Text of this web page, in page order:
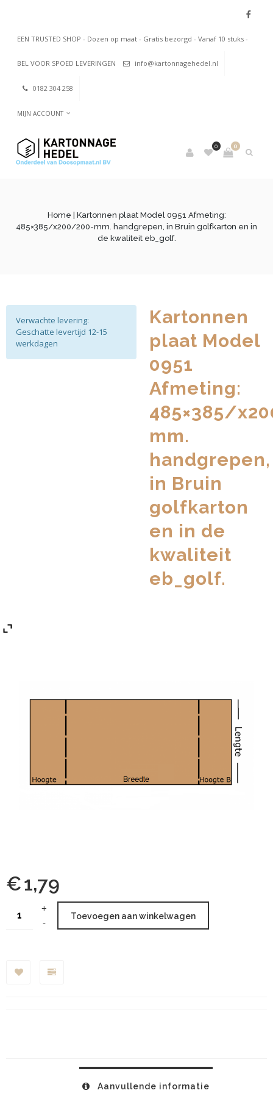
EEN TRUSTED SHOP - Dozen op maat - Gratis bezorgd - Vanaf 10 stuks -
BEL VOOR SPOED LEVERINGEN info@kartonnagehedel.nl
0182 304 258
MIJN ACCOUNT
0
0
Home | Kartonnen plaat Model 0951 Afmeting:
485×385/x200/200-mm. handgrepen, in Bruin golfkarton en in
de kwaliteit eb_golf.
Kartonnen
plaat Model
0951
Afmeting:
485×385/
mm.
handgrepen,
in Bruin
golfkarton
en in de
kwaliteit
eb_golf.
Verwachte levering:
Geschatte levertijd 12-15
werkdagen
€1,79
Toevoegen aan winkelwagen
Aanvullende informatie